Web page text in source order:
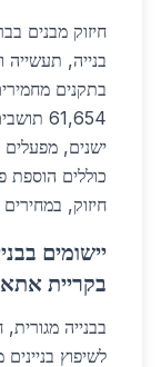
חיזוק מבנים
בנייה,
61,654
ישנים, מפעלים
כוללים הוספת
חיזוק, במחירים של 200-400
יישומים
בקריית אתא
בבנייה